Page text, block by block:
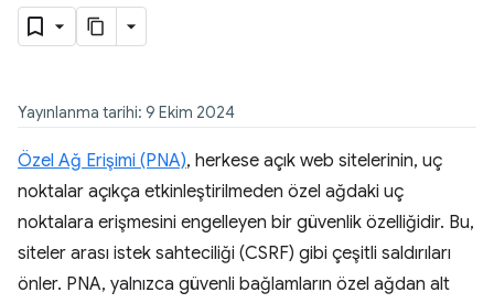
Yayınlanma tarihi: 9 Ekim 2024
Özel Ağ Erişimi (PNA), herkese açık web sitelerinin, uç
noktalar açıkça etkinleştirilmeden özel ağdaki uç
noktalara erişmesini engelleyen bir güvenlik özelliğidir. Bu,
siteler arası istek sahteciliği (CSRF) gibi çeşitli saldırıları
önler. PNA, yalnızca güvenli bağlamların özel ağdan alt